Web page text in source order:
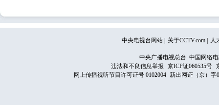
中央电视台网站 关于CCTV.com 人
中央广播电视总台 中国网络
违法和不良信息举报
京ICP证060535号
网上传播视听节目许可证号 0102004 新出网证（京）